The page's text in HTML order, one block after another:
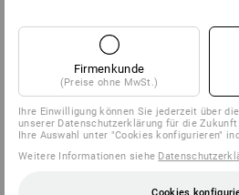
Firmenkunde
(Preise ohne MwSt.)
Ihre Einwilligung können Sie jederzeit über
unserer Datenschutzerklärung für die
Ihre Auswahl unter "Cookies konfigurieren"
Weitere Informationen siehe
Cookies